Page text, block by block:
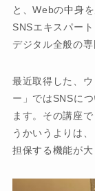
と、Webの中身
SNSエキスパー
デジタル全般の
最近取得した、
ー」ではSNSに
ます。その講座
うかいうよりは
担保する機能が大